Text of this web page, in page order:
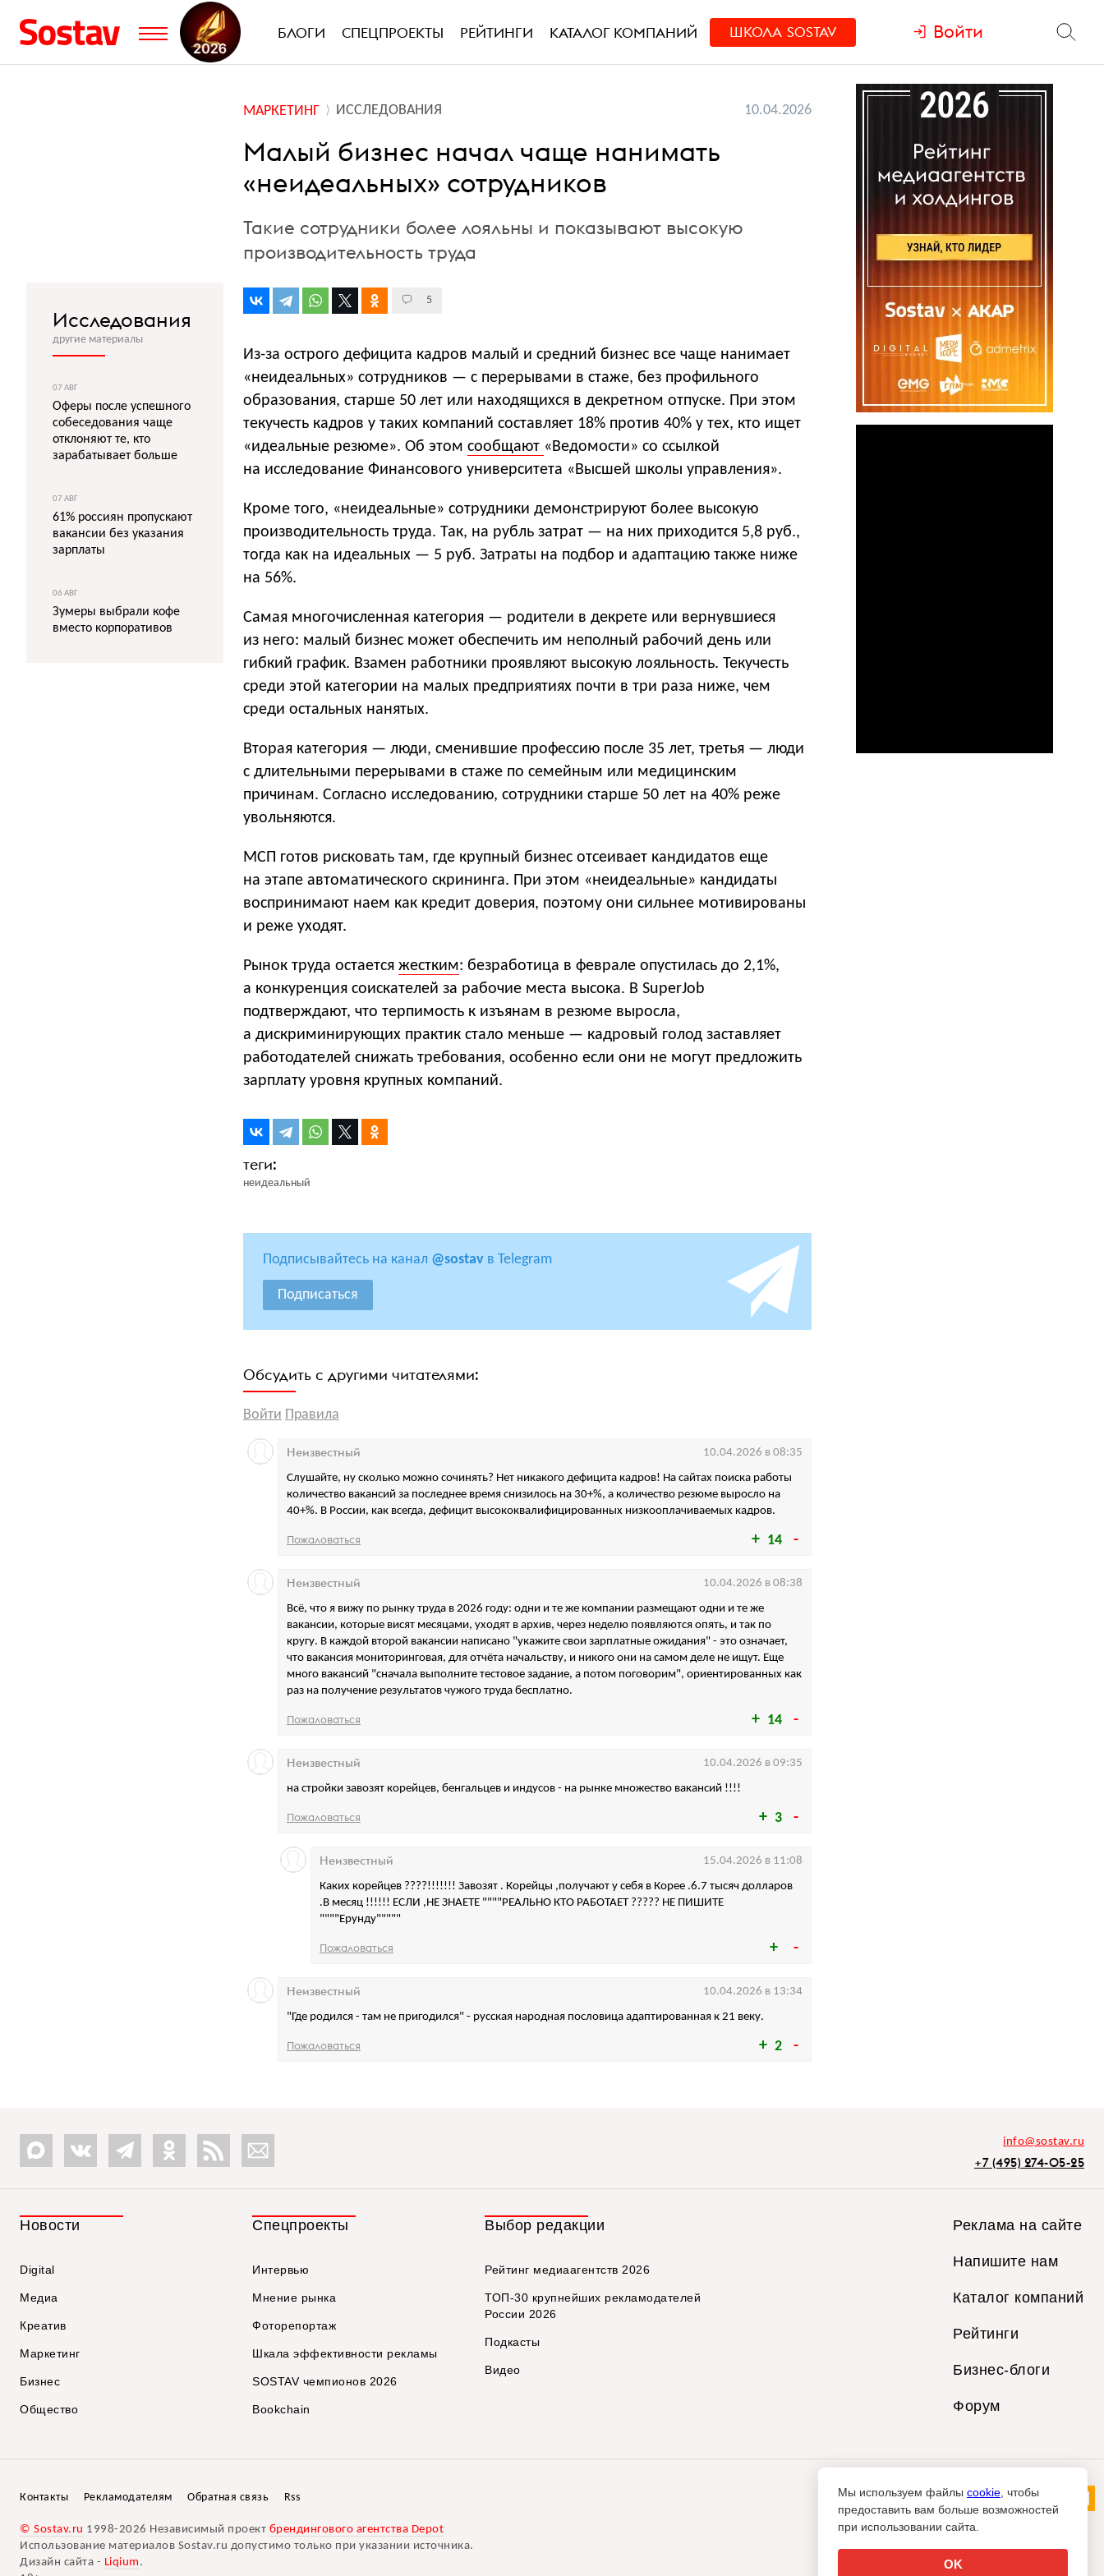
БЛОГИ СПЕЦПРОЕКТЫ РЕЙТИНГИ КАТАЛОГ КОМПАНИЙ ШКОЛА SOSTAV Войти
МАРКЕТИНГ ИССЛЕДОВАНИЯ 10.04.2026
Малый бизнес начал чаще нанимать
«неидеальных» сотрудников
Такие сотрудники более лояльны и показывают высокую
производительность труда
5
Из-за острого дефицита кадров малый и средний бизнес все чаще нанимает
«неидеальных» сотрудников — с перерывами в стаже, без профильного
образования, старше 50 лет или находящихся в декретном отпуске. При этом
текучесть кадров у таких компаний составляет 18% против 40% у тех, кто ищет
«идеальные резюме». Об этом сообщают «Ведомости» со ссылкой
на исследование Финансового университета «Высшей школы управления».
Кроме того, «неидеальные» сотрудники демонстрируют более высокую
производительность труда. Так, на рубль затрат — на них приходится 5,8 руб.,
тогда как на идеальных — 5 руб. Затраты на подбор и адаптацию также ниже
на 56%.
Самая многочисленная категория — родители в декрете или вернувшиеся
из него: малый бизнес может обеспечить им неполный рабочий день или
гибкий график. Взамен работники проявляют высокую лояльность. Текучесть
среди этой категории на малых предприятиях почти в три раза ниже, чем
среди остальных нанятых.
Вторая категория — люди, сменившие профессию после 35 лет, третья — люди
с длительными перерывами в стаже по семейным или медицинским
причинам. Согласно исследованию, сотрудники старше 50 лет на 40% реже
увольняются.
МСП готов рисковать там, где крупный бизнес отсеивает кандидатов еще
на этапе автоматического скрининга. При этом «неидеальные» кандидаты
воспринимают наем как кредит доверия, поэтому они сильнее мотивированы
и реже уходят.
Рынок труда остается жестким: безработица в феврале опустилась до 2,1%,
а конкуренция соискателей за рабочие места высока. В SuperJob
подтверждают, что терпимость к изъянам в резюме выросла,
а дискриминирующих практик стало меньше — кадровый голод заставляет
работодателей снижать требования, особенно если они не могут предложить
зарплату уровня крупных компаний.
неидеальный
Подписывайтесь на канал @sostav в Telegram
Подписаться
Обсудить с другими читателями:
Войти Правила
14
Слушайте, ну сколько можно сочинять? Нет никакого дефицита кадров! На сайтах поиска работы
количество вакансий за последнее время снизилось на 30+%, а количество резюме выросло на
40+%. В России, как всегда, дефицит высококвалифицированных низкооплачиваемых кадров.
Неизвестный 10.04.2026 в 08:35
Пожаловаться
14
Всё, что я вижу по рынку труда в 2026 году: одни и те же компании размещают одни и те же
вакансии, которые висят месяцами, уходят в архив, через неделю появляются опять, и так по
кругу. В каждой второй вакансии написано "укажите свои зарплатные ожидания" - это означает,
что вакансия мониторинговая, для отчёта начальству, и никого они на самом деле не ищут. Еще
много вакансий "сначала выполните тестовое задание, а потом поговорим", ориентированных как
раз на получение результатов чужого труда бесплатно.
Неизвестный 10.04.2026 в 08:38
Пожаловаться
3
на стройки завозят корейцев, бенгальцев и индусов - на рынке множество вакансий !!!!
Неизвестный 10.04.2026 в 09:35
Пожаловаться
Каких корейцев ????!!!!!!! Завозят . Корейцы ,получают у себя в Корее .6.7 тысяч долларов
.В месяц !!!!!! ЕСЛИ ,НЕ ЗНАЕТЕ """"РЕАЛЬНО КТО РАБОТАЕТ ????? НЕ ПИШИТЕ
""""Ерунду"""""
Неизвестный 15.04.2026 в 11:08
Пожаловаться
2
"Где родился - там не пригодился" - русская народная пословица адаптированная к 21 веку.
Неизвестный 10.04.2026 в 13:34
Пожаловаться
Исследования
другие материалы
07 АВГ
Оферы после успешного
собеседования чаще
отклоняют те, кто
зарабатывает больше
07 АВГ
61% россиян пропускают
вакансии без указания
зарплаты
06 АВГ
Зумеры выбрали кофе
вместо корпоративов
info@sostav.ru
+7 (495) 274-05-25
Новости
Digital
Медиа
Креатив
Маркетинг
Бизнес
Общество
Спецпроекты
Интервью
Мнение рынка
Фоторепортаж
Шкала эффективности рекламы
SOSTAV чемпионов 2026
Bookchain
Выбор редакции
Рейтинг медиаагентств 2026
ТОП-30 крупнейших рекламодателей
России 2026
Подкасты
Видео
Реклама на сайте
Напишите нам
Каталог компаний
Рейтинги
Бизнес-блоги
Форум
Контакты Рекламодателям Обратная связь Rss
© Sostav.ru 1998-2026 Независимый проект брендингового агентства Depot
Использование материалов Sostav.ru допустимо только при указании источника.
Дизайн сайта - Liqium .
Мы используем файлы cookie , чтобы
предоставить вам больше возможностей
при использовании сайта.
OK